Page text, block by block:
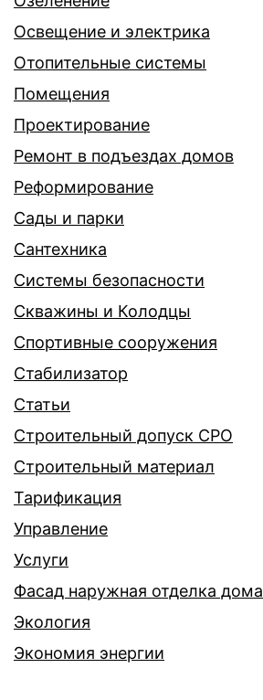
Освещение и электрика
Отопительные системы
Помещения
Проектирование
Ремонт в подъездах домов
Реформирование
Сады и парки
Сантехника
Системы безопасности
Скважины и Колодцы
Спортивные сооружения
Стабилизатор
Статьи
Строительный допуск СРО
Строительный материал
Тарификация
Управление
Услуги
Фасад наружная отделка дома
Экология
Экономия энергии